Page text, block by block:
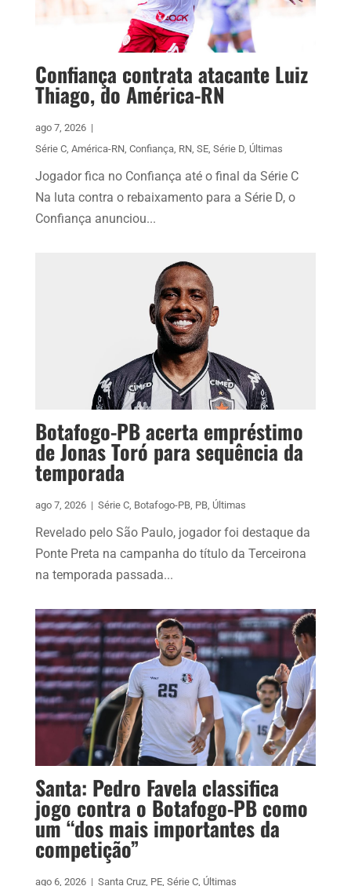
Confiança contrata atacante Luiz
Thiago, do América-RN
ago 7, 2026 |
Série C, América-RN, Confiança, RN, SE, Série D, Últimas
Jogador fica no Confiança até o final da Série C
Na luta contra o rebaixamento para a Série D, o
Confiança anunciou...
Botafogo-PB acerta empréstimo
de Jonas Toró para sequência da
temporada
ago 7, 2026 | Série C, Botafogo-PB, PB, Últimas
Revelado pelo São Paulo, jogador foi destaque da
Ponte Preta na campanha do título da Terceirona
na temporada passada...
Santa: Pedro Favela classifica
jogo contra o Botafogo-PB como
um “dos mais importantes da
competição”
ago 6, 2026 | Santa Cruz, PE, Série C, Últimas